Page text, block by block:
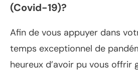
(Covid-19)?
Afin de vous appuyer dans
temps exceptionnel de
heureux d’avoir pu vous offrir